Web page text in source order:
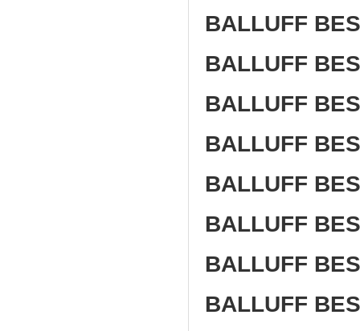
BALLUFF
BALLUFF
BALLUFF
BALLUFF
BALLUFF
BALLUFF
BALLUFF
BALLUFF